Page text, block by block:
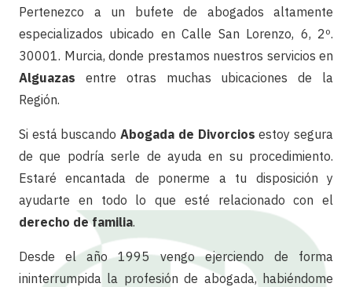
Pertenezco a un bufete de abogados altamente
especializados ubicado en Calle San Lorenzo, 6, 2º.
30001. Murcia, donde prestamos nuestros servicios en
Alguazas entre otras muchas ubicaciones de la
Región.
Si está buscandoAbogada de Divorcios estoy segura
de que podría serle de ayuda en su procedimiento.
Estaré encantada de ponerme a tu disposición y
ayudarte en todo lo que esté relacionado con el
derecho de familia.
Desde el año 1995 vengo ejerciendo de forma
ininterrumpida la profesión de abogada, habiéndome